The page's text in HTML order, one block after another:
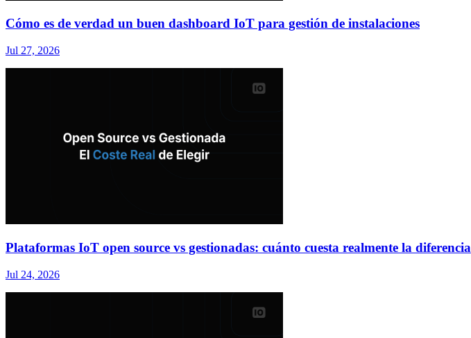
Cómo es de verdad un buen dashboard IoT para gestión de instalaciones
Jul 27, 2026
Plataformas IoT open source vs gestionadas: cuánto cuesta realmente la diferencia
Jul 24, 2026